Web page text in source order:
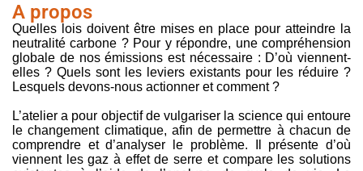
A propos
Quelles lois doivent être mises en place pour atteindre la
neutralité carbone ? Pour y répondre, une compréhension
globale de nos émissions est nécessaire : D’où viennent-
elles ? Quels sont les leviers existants pour les réduire ?
Lesquels devons-nous actionner et comment ?
L’atelier a pour objectif de vulgariser la science qui entoure
le changement climatique, afin de permettre à chacun de
comprendre et d’analyser le problème. Il présente d’où
viennent les gaz à effet de serre et compare les solutions